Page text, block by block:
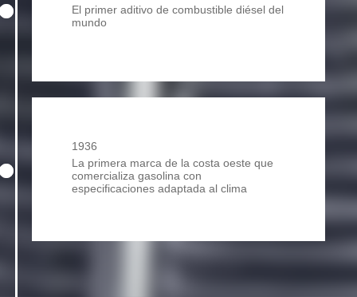
El primer aditivo de combustible diésel del
mundo
1936
La primera marca de la costa oeste que
comercializa gasolina con
especificaciones adaptada al clima